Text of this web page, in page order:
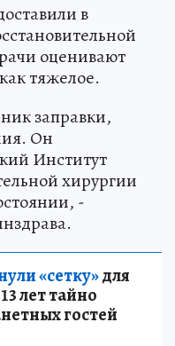
в
оценивают
тяжелое.
заправки,
Он
Институт
хирургии
-
«сетку»для
лет тайно
гостей